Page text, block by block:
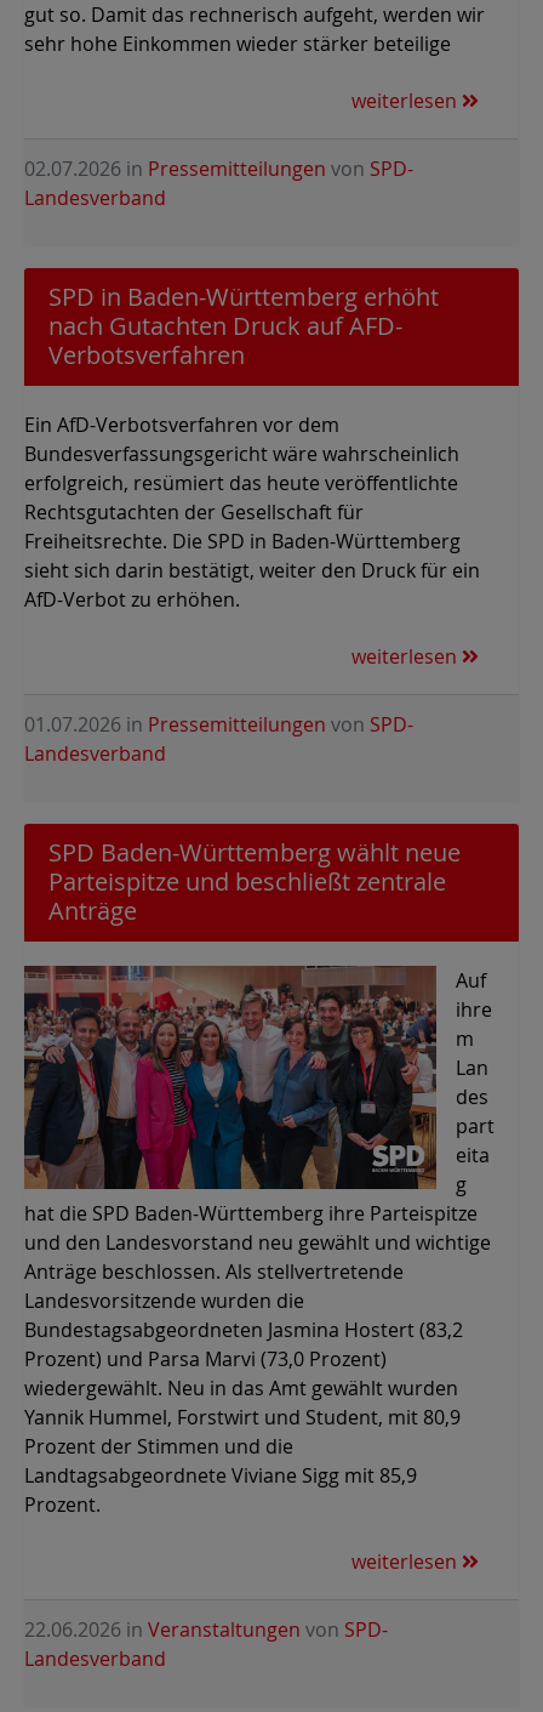
gut so. Damit das rechnerisch aufgeht, werden wir
sehr hohe Einkommen wieder stärker beteilige
weiterlesen
02.07.2026 in Pressemitteilungen von SPD-
Landesverband
SPD in Baden-Württemberg erhöht
nach Gutachten Druck auf AFD-
Verbotsverfahren
Ein AfD-Verbotsverfahren vor dem
Bundesverfassungsgericht wäre wahrscheinlich
erfolgreich, resümiert das heute veröffentlichte
Rechtsgutachten der Gesellschaft für
Freiheitsrechte. Die SPD in Baden-Württemberg
sieht sich darin bestätigt, weiter den Druck für ein
AfD-Verbot zu erhöhen.
weiterlesen
01.07.2026 in Pressemitteilungen von SPD-
Landesverband
SPD Baden-Württemberg wählt neue
Parteispitze und beschließt zentrale
Anträge
Auf
ihre
m
Lan
des
part
eita
g
hat die SPD Baden-Württemberg ihre Parteispitze
und den Landesvorstand neu gewählt und wichtige
Anträge beschlossen. Als stellvertretende
Landesvorsitzende wurden die
Bundestagsabgeordneten Jasmina Hostert (83,2
Prozent) und Parsa Marvi (73,0 Prozent)
wiedergewählt. Neu in das Amt gewählt wurden
Yannik Hummel, Forstwirt und Student, mit 80,9
Prozent der Stimmen und die
Landtagsabgeordnete Viviane Sigg mit 85,9
Prozent.
weiterlesen
22.06.2026 in Veranstaltungen von SPD-
Landesverband